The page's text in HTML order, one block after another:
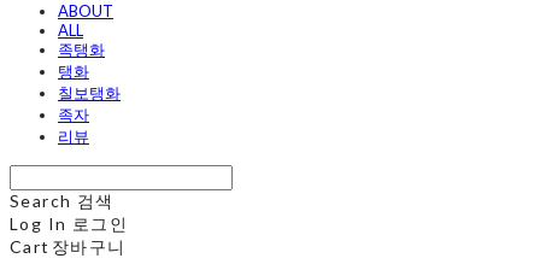
ABOUT
ALL
족탱화
탱화
칠보탱화
족자
리뷰
Search 검색
Log In 로그인
Cart 장바구니